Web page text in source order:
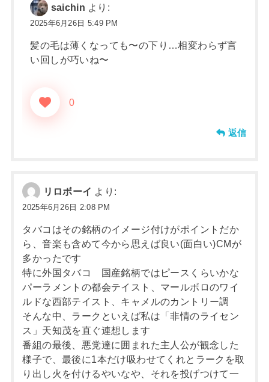
saichin より:
2025年6月26日 5:49 PM
髪の毛は薄くなっても〜の下り…相変わらず言
い回しが巧いね〜
0
返信
リロボーイ より:
2025年6月26日 2:08 PM
タバコはその銘柄のイメージ付けがポイントだか
ら、音楽も含めて今から思えば良い(面白い)CMが
多かったです
特に外国タバコ 国産銘柄ではピースくらいかな
パーラメントの都会テイスト、マールボロのワイ
ルドな西部テイスト、キャメルのカントリー調
そんな中、ラークといえば私は「非情のライセン
ス」天知茂を直ぐ連想します
番組の最後、悪党達に囲まれた主人公が観念した
様子で、最後に1本だけ吸わせてくれとラークを取
り出し火を付けるやいなや、それを投げつけて一